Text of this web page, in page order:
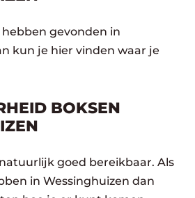
gevonden in
kun je hier vinden waar je
BOKSEN
goed bereikbaar. Als
in Wessinghuizen dan